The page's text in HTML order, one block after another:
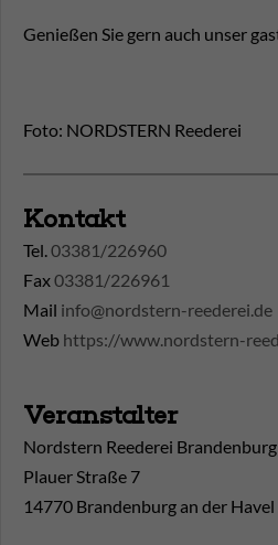
Genießen Sie gern auch unser
Foto: NORDSTERN Reederei
Kontakt
Tel. 03381/226960
Fax03381/226961
Mail info@nordstern-reederei.de
Web https://www.nordstern-
Veranstalter
Nordstern Reederei
Plauer Straße 7
14770 Brandenburg an der Havel